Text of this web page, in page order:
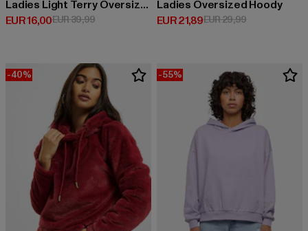
Ladies Light Terry Oversized
EUR 16,00
Huidige prijs: EUR 16,00
EUR 39,99Actieprijs: EUR 39,99
Ladies Oversized Hoody
EUR 21,89
Huidige prijs: EUR 21,89
EUR 29,99Actieprijs:
-40% -55%